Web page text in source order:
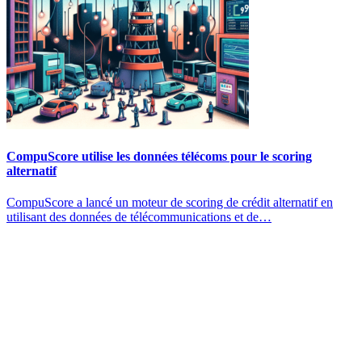
CompuScore utilise les données télécoms pour le scoring
alternatif
CompuScore a lancé un moteur de scoring de crédit alternatif en
utilisant des données de télécommunications et de…